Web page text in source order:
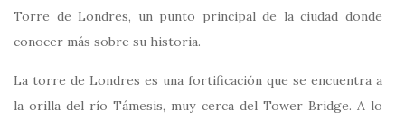
Torre de Londres, un punto principal de la ciudad donde
conocer más sobre su historia.
La torre de Londres es una fortificación que se encuentra a
la orilla del río Támesis, muy cerca del Tower Bridge. A lo